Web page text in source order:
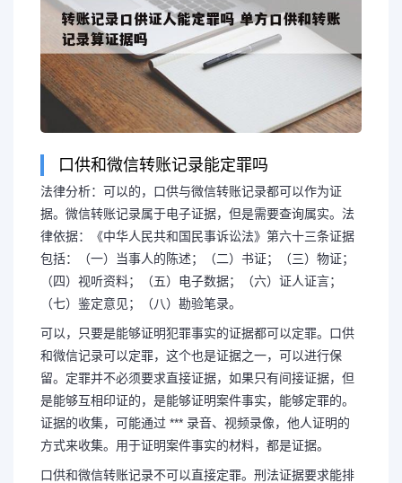
口供和微信转账记录能定罪吗
法律分析：可以的，口供与微信转账记录都可以作为证
据。微信转账记录属于电子证据，但是需要查询属实。法
律依据：《中华人民共和国民事诉讼法》第六十三条证据
包括：（一）当事人的陈述；（二）书证；（三）物证；
（四）视听资料；（五）电子数据；（六）证人证言；
（七）鉴定意见；（八）勘验笔录。
可以，只要是能够证明犯罪事实的证据都可以定罪。口供
和微信记录可以定罪，这个也是证据之一，可以进行保
留。定罪并不必须要求直接证据，如果只有间接证据，但
是能够互相印证的，是能够证明案件事实，能够定罪的。
证据的收集，可能通过 *** 录音、视频录像，他人证明的
方式来收集。用于证明案件事实的材料，都是证据。
口供和微信转账记录不可以直接定罪。刑法证据要求能排